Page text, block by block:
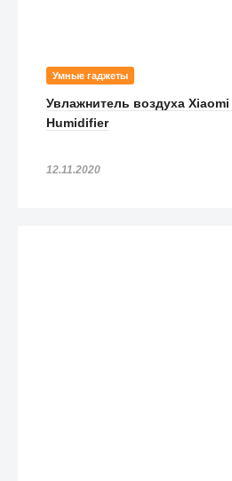
Умные гаджеты
Увлажнитель воздуха Xiaomi
Humidifier
12.11.2020